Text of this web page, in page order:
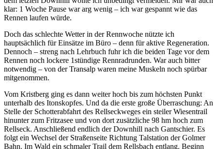
klar: 1 Woche Pause war arg wenig – ich war gespannt wie das
Rennen laufen würde.
Doch das schlechte Wetter in der Rennwoche nützte ich
hauptsächlich für Einsätze im Büro – denn für aktive Regeneration.
Dennoch – streng nach Lehrbuch fuhr ich die beiden Tage vor dem
Rennen noch lockere 1stündige Rennradrunden. War auch bitter
notwendig – von der Transalp waren meine Muskeln noch spürbar
mitgenommen.
Vom Kristberg ging es dann weiter hoch bis zum höchsten Punkt
unterhalb des Itonskopfes. Und da die erste große Überraschung: An
Stelle der Schotterabfahrt des Rellseckweges ein steiler Wiesentrail
hinunter zum Fritzasee und von dort zusätzliche 98 hm hoch zum
Rellseck. Anschließend endlich der Downhill nach Gantschier. Es
folgt ein Wechsel der Straßenseite Richtung Talstation der Golmer
Bahn. Im Wald ein schmaler Trail dem Rellsbach entlang. Beginn